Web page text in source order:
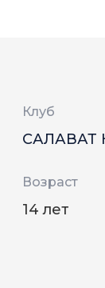
Клуб
САЛАВАТ
Возраст
14 лет